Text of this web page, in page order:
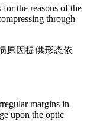
the reasons of the
through
原因提供形态依
margins in
upon the optic